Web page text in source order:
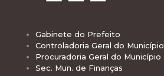
Gabinete do Prefeito
Controladoria Geral do Município
Procuradoria Geral do Município
Sec. Mun. de Finanças